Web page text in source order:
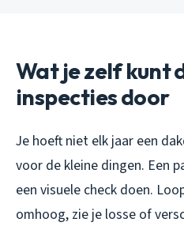
Wat je zelf kunt
inspecties door
Je hoeft niet elk jaar een
voor de kleine dingen. Een
een visuele check doen.
omhoog, zie je losse of